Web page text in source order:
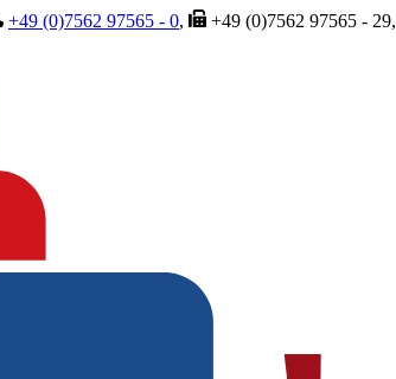
+49 (0)7562 97565 - 0, +49 (0)7562 97565 - 29,